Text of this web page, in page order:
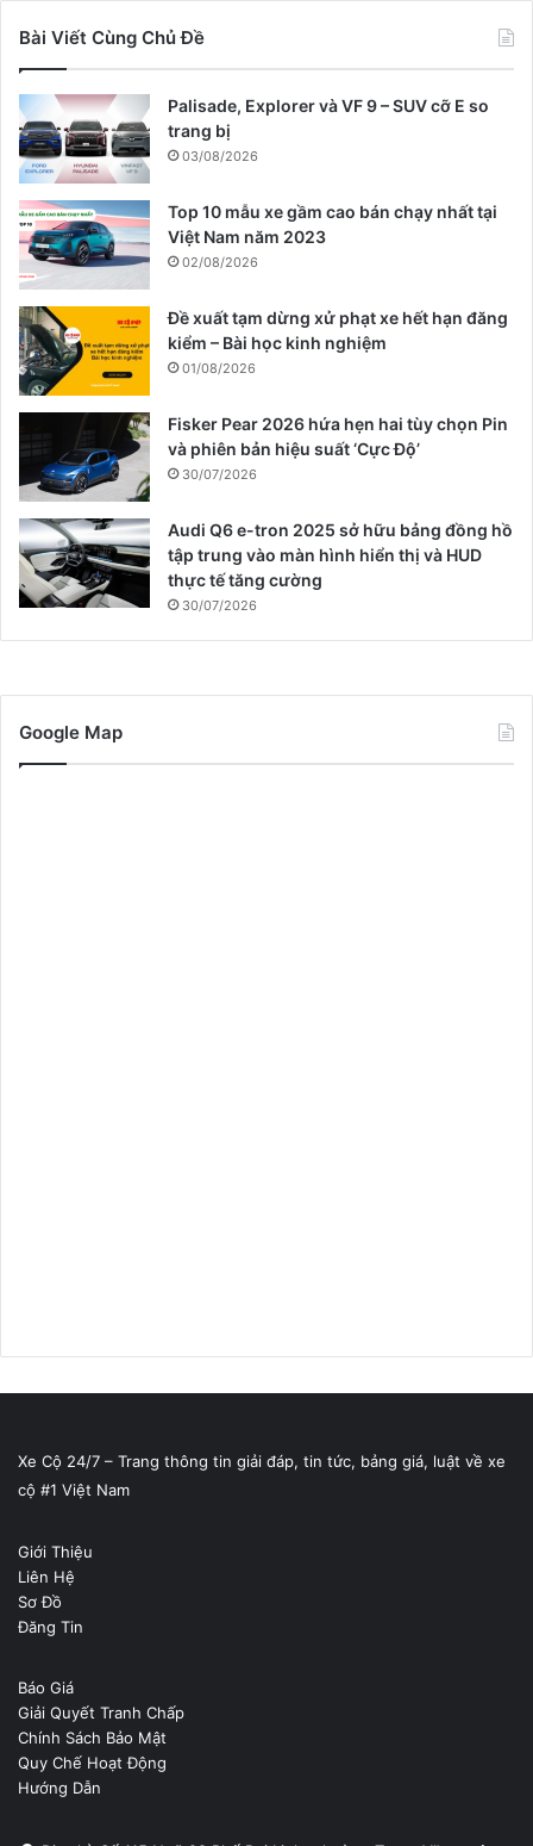
Bài Viết Cùng Chủ Đề
Palisade, Explorer và VF 9 – SUV cỡ E so
trang bị
03/08/2026
Top 10 mẫu xe gầm cao bán chạy nhất tại
Việt Nam năm 2023
02/08/2026
Đề xuất tạm dừng xử phạt xe hết hạn đăng
kiểm – Bài học kinh nghiệm
01/08/2026
Fisker Pear 2026 hứa hẹn hai tùy chọn Pin
và phiên bản hiệu suất ‘Cực Độ’
30/07/2026
Audi Q6 e-tron 2025 sở hữu bảng đồng hồ
tập trung vào màn hình hiển thị và HUD
thực tế tăng cường
30/07/2026
Google Map
Xe Cộ 24/7 – Trang thông tin giải đáp, tin tức, bảng giá, luật về xe
cộ #1 Việt Nam
Giới Thiệu
Liên Hệ
Sơ Đồ
Đăng Tin
Báo Giá
Giải Quyết Tranh Chấp
Chính Sách Bảo Mật
Quy Chế Hoạt Động
Hướng Dẫn